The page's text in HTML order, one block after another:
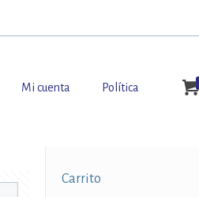
Mi cuenta Política
Carrito